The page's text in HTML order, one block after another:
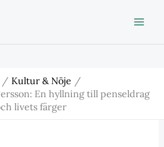
Kultur & Nöje
En hyllning till penseldrag
livets färger